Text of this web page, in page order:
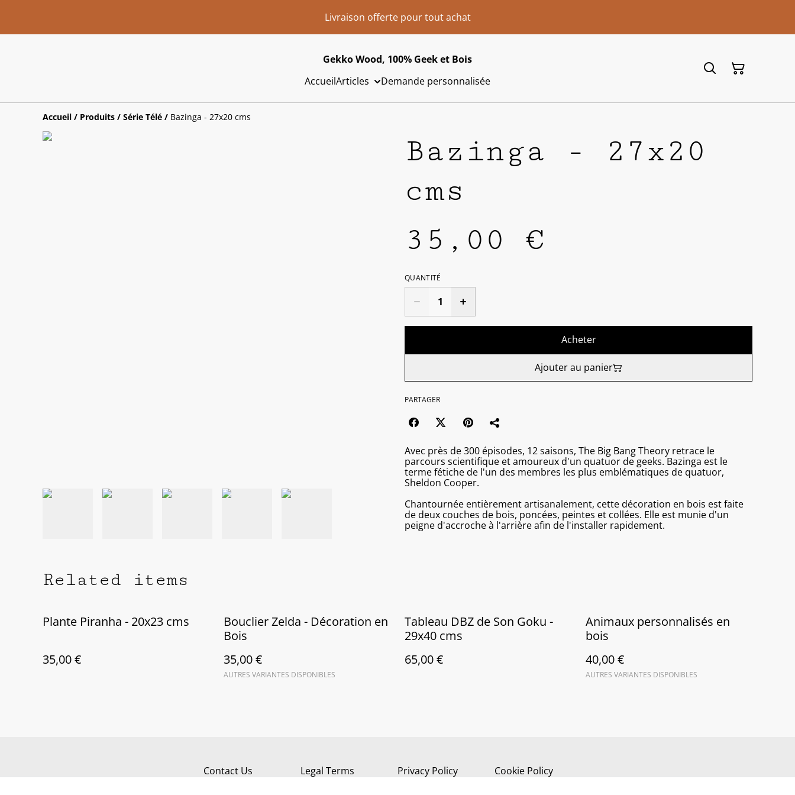
Livraison offerte pour tout achat
Gekko Wood, 100% Geek et Bois
AccueilArticles Demande personnalisée
Accueil / Produits / Série Télé / Bazinga - 27x20 cms
Bazinga - 27x20
cms
35,00 €
QUANTITÉ
Acheter
Ajouter au panier
PARTAGER
Avec près de 300 épisodes, 12 saisons, The Big Bang Theory retrace le
parcours scientifique et amoureux d'un quatuor de geeks. Bazinga est le
terme fétiche de l'un des membres les plus emblématiques de quatuor,
Sheldon Cooper.
Chantournée entièrement artisanalement, cette décoration en bois est faite
de deux couches de bois, poncées, peintes et collées. Elle est munie d'un
peigne d'accroche à l'arrière afin de l'installer rapidement.
Related items
Plante Piranha - 20x23 cms
35,00 €
Bouclier Zelda - Décoration en
Bois
35,00 €
AUTRES VARIANTES DISPONIBLES
Tableau DBZ de Son Goku -
29x40 cms
65,00 €
Animaux personnalisés en
bois
40,00 €
AUTRES VARIANTES DISPONIBLES
Contact Us Legal Terms Privacy Policy Cookie Policy